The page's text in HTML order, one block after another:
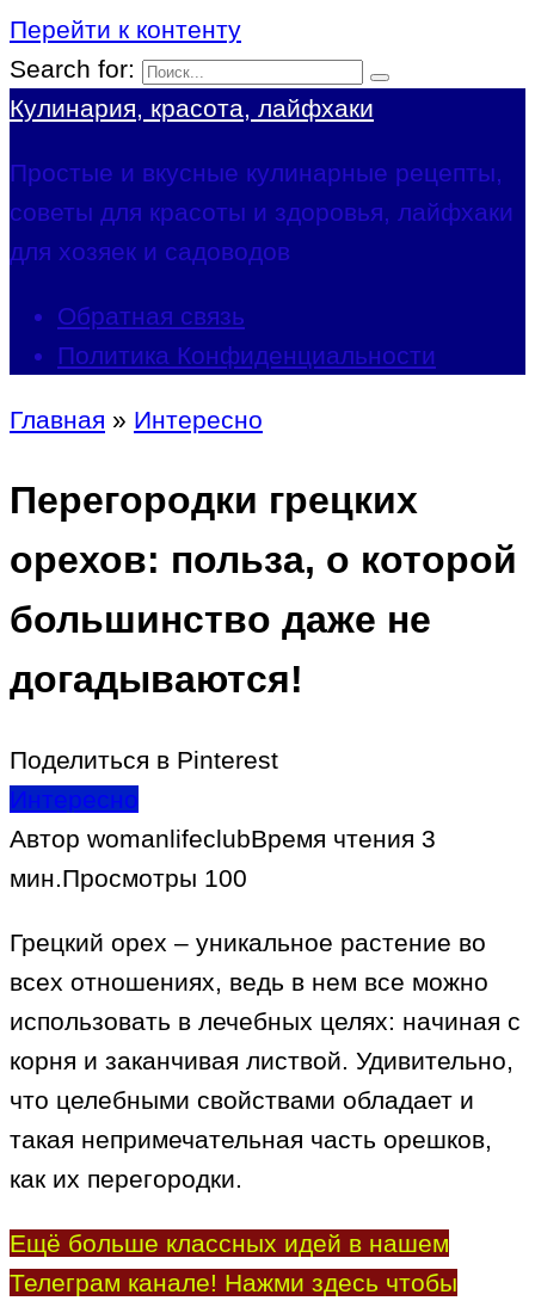
Перейти к контенту
Search for:
Кулинария, красота, лайфхаки
Простые и вкусные кулинарные рецепты,
советы для красоты и здоровья, лайфхаки
для хозяек и садоводов
Обратная связь
Политика Конфиденциальности
Главная » Интересно
Перегородки грецких
орехов: польза, о которой
большинство даже не
догадываются!
Поделиться в Pinterest
Интересно
Автор womanlifeclubВремя чтения 3
мин.Просмотры 100
Грецкий орех – уникальное растение во
всех отношениях, ведь в нем все можно
использовать в лечебных целях: начиная с
корня и заканчивая листвой. Удивительно,
что целебными свойствами обладает и
такая непримечательная часть орешков,
как их перегородки.
Ещё больше классных идей в нашем
Телеграм канале! Нажми здесь чтобы